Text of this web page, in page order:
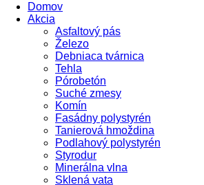
Domov
Akcia
Asfaltový pás
Železo
Debniaca tvárnica
Tehla
Pórobetón
Suché zmesy
Komín
Fasádny polystyrén
Tanierová hmoždina
Podlahový polystyrén
Styrodur
Minerálna vlna
Sklená vata